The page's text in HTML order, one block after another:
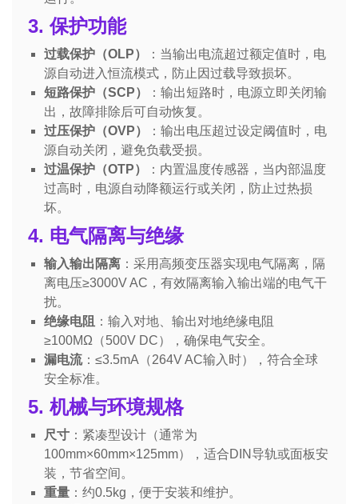
3. 保护功能
过载保护（OLP）
：当输出电流超过额定值时，电
源自动进入恒流模式，防止因过载导致损坏。
短路保护（SCP）
：输出短路时，电源立即关闭输
出，故障排除后可自动恢复。
过压保护（OVP）
：输出电压超过设定阈值时，电
源自动关闭，避免负载受损。
过温保护（OTP）
：内置温度传感器，当内部温度
过高时，电源自动降额运行或关闭，防止过热损
坏。
4. 电气隔离与绝缘
输入输出隔离 ：采用高频变压器实现电气隔离，隔
离电压≥3000V AC，有效隔离输入输出端的电气干
扰。
绝缘电阻 ：输入对地、输出对地绝缘电阻
≥100MΩ（500V DC），确保电气安全。
漏电流：≤3.5mA（264V AC输入时），符合全球
安全标准。
5. 机械与环境规格
尺寸 ：紧凑型设计（通常为
100mm×60mm×125mm），适合DIN导轨或面板安
装，节省空间。
重量 ：约0.5kg，便于安装和维护。